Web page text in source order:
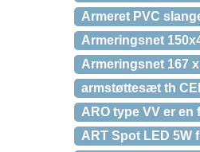
Armeret PVC
Armeringsnet
Armeringsnet 167
armstøttesæt th
ARO type VV er
ART Spot LED 5W